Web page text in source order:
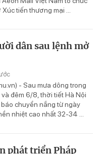
tiến thương mại ...
dân sau lệnh mở
- Sau mưa dông trong
đêm 6/8, thời tiết Hà Nội
chuyển nắng từ ngày
nhiệt cao nhất 32-34 ...
phát triển Pháp